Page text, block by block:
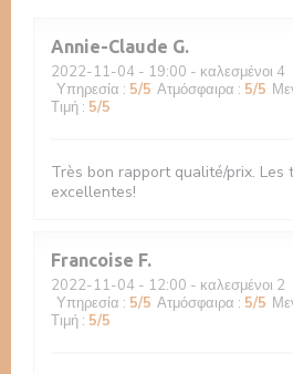
Annie-Claude G
2022-11-04 - 19:00 - καλεσμένοι 4
Υπηρεσία : 5/5 Ατμόσφαιρα : 5/5
Τιμή : 5/5
Très bon rapport qualité/prix.
excellentes!
Francoise F
2022-11-04 - 12:00 - καλεσμένοι 2
Υπηρεσία : 5/5 Ατμόσφαιρα : 5/5
Τιμή : 5/5